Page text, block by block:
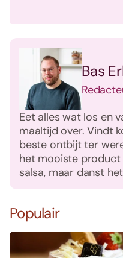
Bas
Eet alles wat los en
maaltijd over. Vindt
beste ontbijt ter
het mooiste product
salsa, maar danst
Populair